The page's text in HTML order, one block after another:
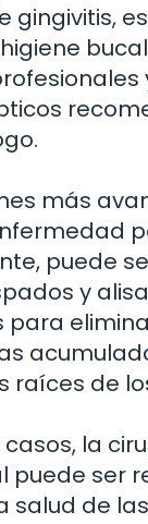
gingivitis,
más
puede
y
para
raíces de
casos, la
puede ser
salud de